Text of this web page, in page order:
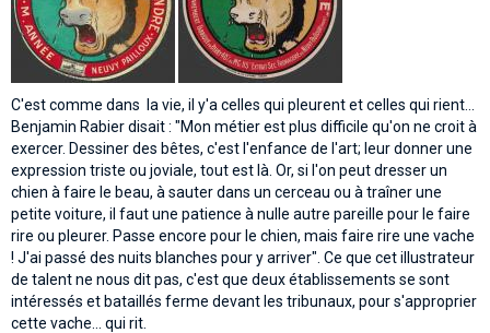
C'est comme dans la vie, il y'a celles qui pleurent et celles qui rient...
Benjamin Rabier disait : "Mon métier est plus difficile qu'on ne croit à
exercer. Dessiner des bêtes, c'est l'enfance de l'art; leur donner une
expression triste ou joviale, tout est là. Or, si l'on peut dresser un
chien à faire le beau, à sauter dans un cerceau ou à traîner une
petite voiture, il faut une patience à nulle autre pareille pour le faire
rire ou pleurer. Passe encore pour le chien, mais faire rire une vache
! J'ai passé des nuits blanches pour y arriver". Ce que cet illustrateur
de talent ne nous dit pas, c'est que deux établissements se sont
intéressés et bataillés ferme devant les tribunaux, pour s'approprier
cette vache... qui rit.